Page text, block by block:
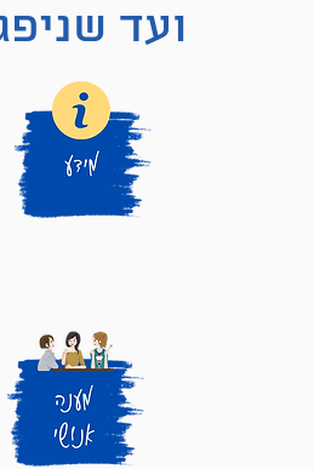
ועד